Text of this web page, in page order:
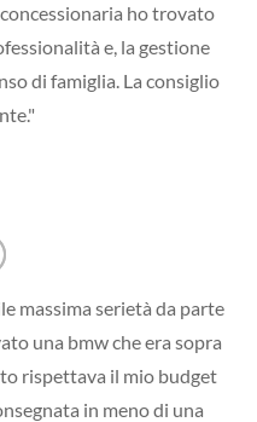
ho trovato
e, la gestione
di famiglia. La consiglio
massima serietà da parte
una bmw che era sopra
rispettava il mio budget
in meno di una